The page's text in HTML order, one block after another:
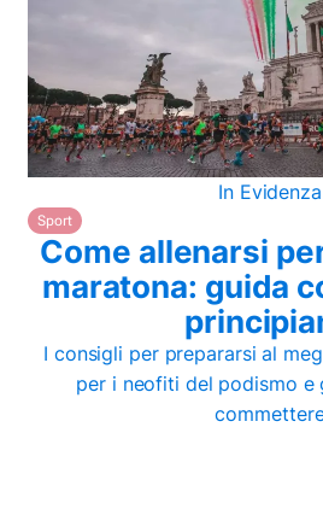
In Evidenza
Sport
Come allenarsi
maratona: guida
I consigli per prepararsi al
per i neofiti del podismo e